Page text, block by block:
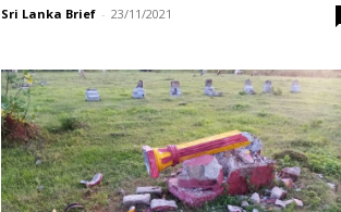
Sri Lanka Brief - 23/11/2021